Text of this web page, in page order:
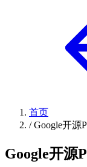
首页
/ Google开源
Google开源